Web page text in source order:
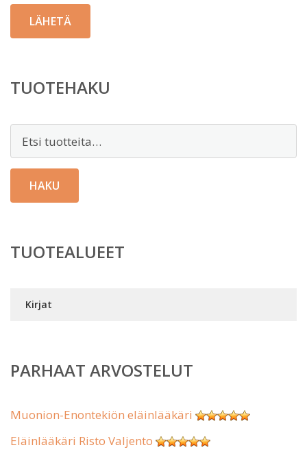
TUOTEHAKU
HAKU
TUOTEALUEET
Kirjat
PARHAAT ARVOSTELUT
Muonion-Enontekiön eläinlääkäri
Eläinlääkäri Risto Valjento